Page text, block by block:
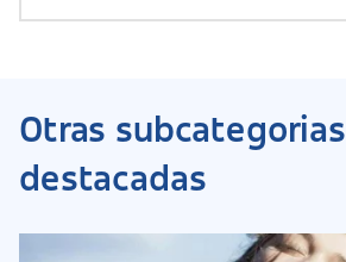
Otras subcategorias
destacadas